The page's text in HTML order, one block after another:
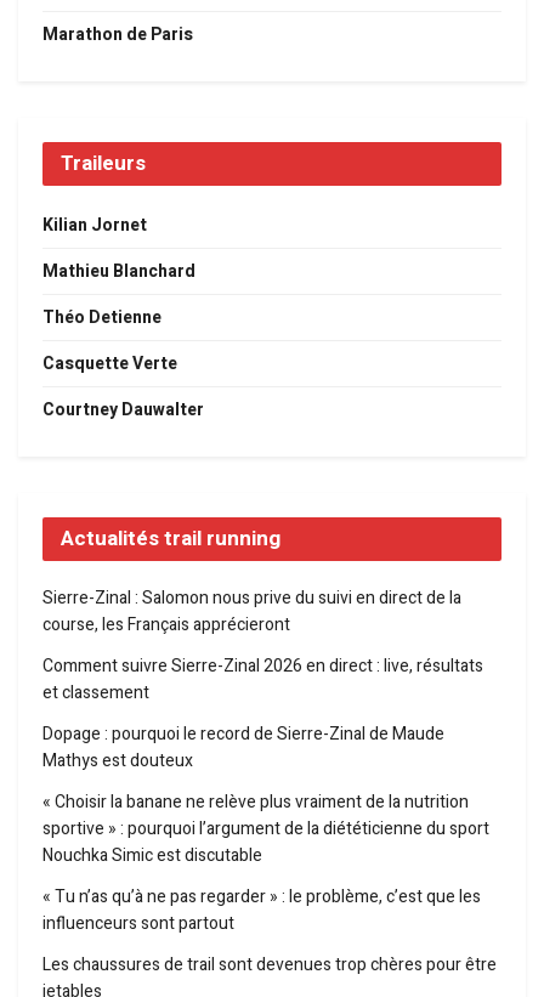
Marathon de Paris
Traileurs
Kilian Jornet
Mathieu Blanchard
Théo Detienne
Casquette Verte
Courtney Dauwalter
Actualités trail running
Sierre-Zinal : Salomon nous prive du suivi en direct de la
course, les Français apprécieront
Comment suivre Sierre-Zinal 2026 en direct : live, résultats
et classement
Dopage : pourquoi le record de Sierre-Zinal de Maude
Mathys est douteux
« Choisir la banane ne relève plus vraiment de la nutrition
sportive » : pourquoi l’argument de la diététicienne du sport
Nouchka Simic est discutable
« Tu n’as qu’à ne pas regarder » : le problème, c’est que les
influenceurs sont partout
Les chaussures de trail sont devenues trop chères pour être
jetables